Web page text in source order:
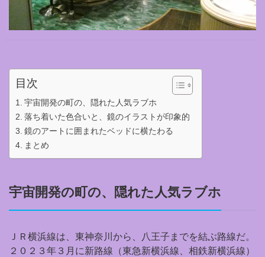
目次
宇宙開発の町の、隠れた人気ラブホ
落ち着いた色合いと、鏡のイラストが印象的
鏡のアートに囲まれたベッドに横たわる
まとめ
宇宙開発の町の、隠れた人気ラブホ
ＪＲ横浜線は、東神奈川から、八王子までを結ぶ路線だ。
２０２３年３月に新路線（東急新横浜線、相鉄新横浜線）